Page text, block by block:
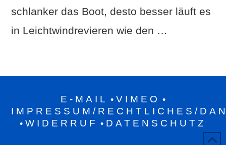
schlanker das Boot, desto besser läuft es
in Leichtwindrevieren wie den …
E-MAIL • VIMEO •
IMPRESSUM/RECHTLICHES/
• WIDERRUF • DATENSCHUTZ